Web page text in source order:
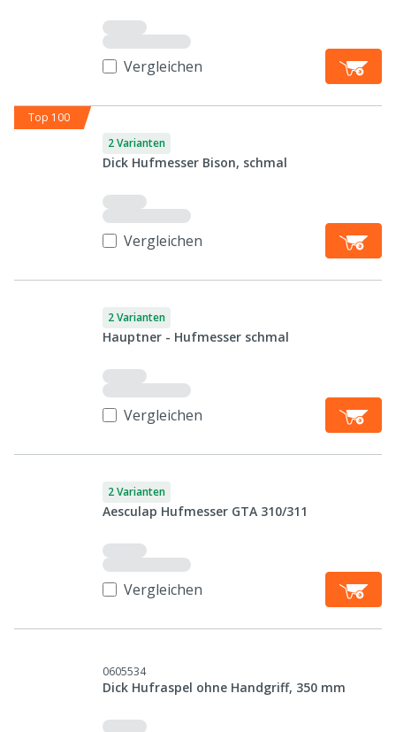
Vergleichen
Top 100
2 Varianten
Dick Hufmesser Bison, schmal
Vergleichen
2 Varianten
Hauptner - Hufmesser schmal
Vergleichen
2 Varianten
Aesculap Hufmesser GTA 310/311
Vergleichen
0605534
Dick Hufraspel ohne Handgriff, 350 mm